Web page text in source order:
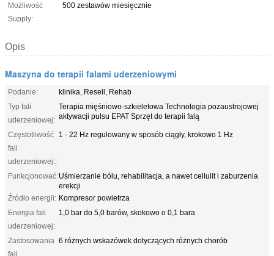
Możliwość
Supply:
500 zestawów miesięcznie
Opis
Maszyna do terapii falami uderzeniowymi
Podanie:
klinika, Resell, Rehab
Typ fali
uderzeniowej:
Terapia mięśniowo-szkieletowa Technologia pozaustrojowej
aktywacji pulsu EPAT Sprzęt do terapii falą
Częstotliwość
fali
uderzeniowej::
1 - 22 Hz regulowany w sposób ciągły, krokowo 1 Hz
Funkcjonować:Uśmierzanie bólu, rehabilitacja, a nawet cellulit i zaburzenia
erekcji
Źródło energii: Kompresor powietrza
Energia fali
uderzeniowej:
1,0 bar do 5,0 barów, skokowo o 0,1 bara
Zastosowania
fali
6 różnych wskazówek dotyczących różnych chorób